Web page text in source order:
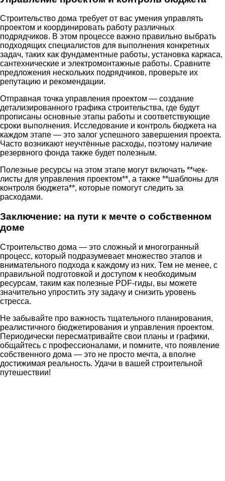
Строительство дома требует от вас умения управлять
проектом и координировать работу различных
подрядчиков. В этом процессе важно правильно выбрать
подходящих специалистов для выполнения конкретных
задач, таких как фундаментные работы, установка каркаса,
сантехнические и электромонтажные работы. Сравните
предложения нескольких подрядчиков, проверьте их
репутацию и рекомендации.
Отправная точка управления проектом — создание
детализированного графика строительства, где будут
прописаны основные этапы работы и соответствующие
сроки выполнения. Исследование и контроль бюджета на
каждом этапе — это залог успешного завершения проекта.
Часто возникают неучтённые расходы, поэтому наличие
резервного фонда также будет полезным.
Полезные ресурсы на этом этапе могут включать **чек-
листы для управления проектом**, а также **шаблоны для
контроля бюджета**, которые помогут следить за
расходами.
Заключение: на пути к мечте о собственном
доме
Строительство дома — это сложный и многогранный
процесс, который подразумевает множество этапов и
внимательного подхода к каждому из них. Тем не менее, с
правильной подготовкой и доступом к необходимым
ресурсам, таким как полезные PDF-гиды, вы можете
значительно упростить эту задачу и снизить уровень
стресса.
Не забывайте про важность тщательного планирования,
реалистичного бюджетирования и управления проектом.
Периодически пересматривайте свои планы и графики,
общайтесь с профессионалами, и помните, что появление
собственного дома — это не просто мечта, а вполне
достижимая реальность. Удачи в вашей строительной
путешествии!